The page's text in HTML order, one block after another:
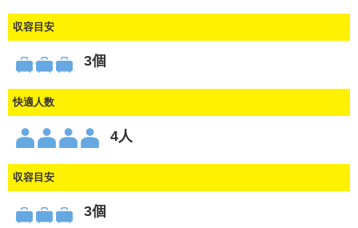
収容目安
3個
快適人数
4人
収容目安
3個